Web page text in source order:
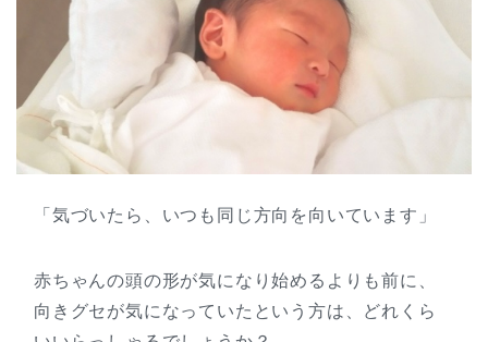
「気づいたら、いつも同じ方向を向いています」
赤ちゃんの頭の形が気になり始めるよりも前に、
向きグセが気になっていたという方は、どれくら